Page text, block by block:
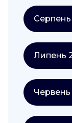
Липень
Червень